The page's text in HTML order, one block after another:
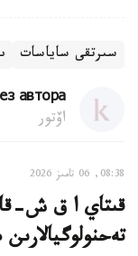
سىرتقى ساياسات
автора
اۆتور
08:38, 06 تامىز 2026
قىتاي ا ق ش-قا